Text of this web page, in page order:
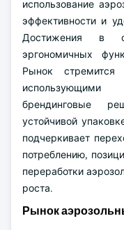
использование
эффективности и
Достижения в
эргономичных
Рынок
брендинговые
устойчивой
подчеркивает
потреблению,
переработки
роста.
Рынок